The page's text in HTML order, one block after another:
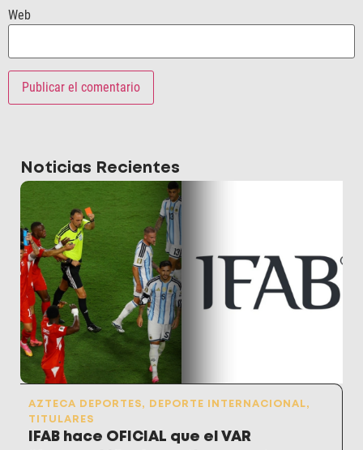
Web
Noticias Recientes
AZTECA DEPORTES, DEPORTE INTERNACIONAL,
TITULARES
IFAB hace OFICIAL que el VAR